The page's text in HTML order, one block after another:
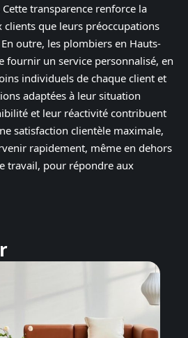
transparence renforce la
clients que leurs préoccupations
outre, les plombiers en Hauts-
fournir un service personnalisé, en
individuels de chaque client et
adaptées à leur situation
et leur réactivité contribuent
satisfaction clientèle maximale,
rapidement, même en dehors
travail, pour répondre aux